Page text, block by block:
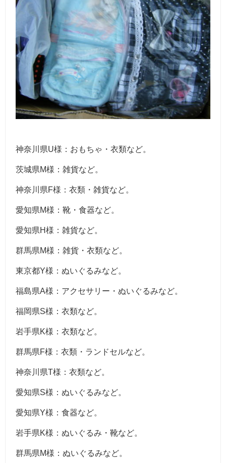
神奈川県U様：おもちゃ・衣類など。
茨城県M様：雑貨など。
神奈川県F様：衣類・雑貨など。
愛知県M様：靴・食器など。
愛知県H様：雑貨など。
群馬県M様：雑貨・衣類など。
東京都Y様：ぬいぐるみなど。
福島県A様：アクセサリー・ぬいぐるみなど。
福岡県S様：衣類など。
岩手県K様：衣類など。
群馬県F様：衣類・ランドセルなど。
神奈川県T様：衣類など。
愛知県S様：ぬいぐるみなど。
愛知県Y様：食器など。
岩手県K様：ぬいぐるみ・靴など。
群馬県M様：ぬいぐるみなど。